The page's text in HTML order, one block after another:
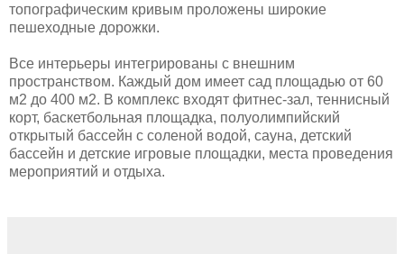
топографическим кривым проложены широкие
пешеходные дорожки.
Все интерьеры интегрированы с внешним
пространством. Каждый дом имеет сад площадью от 60
м2 до 400 м2. В комплекс входят фитнес-зал, теннисный
корт, баскетбольная площадка, полуолимпийский
открытый бассейн с соленой водой, сауна, детский
бассейн и детские игровые площадки, места проведения
мероприятий и отдыха.